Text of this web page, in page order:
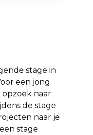
stage in
een jong
naar
de stage
naar je
stage